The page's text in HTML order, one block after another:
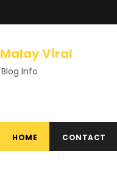
Malay Viral
Blog Info
HOME CONTACT